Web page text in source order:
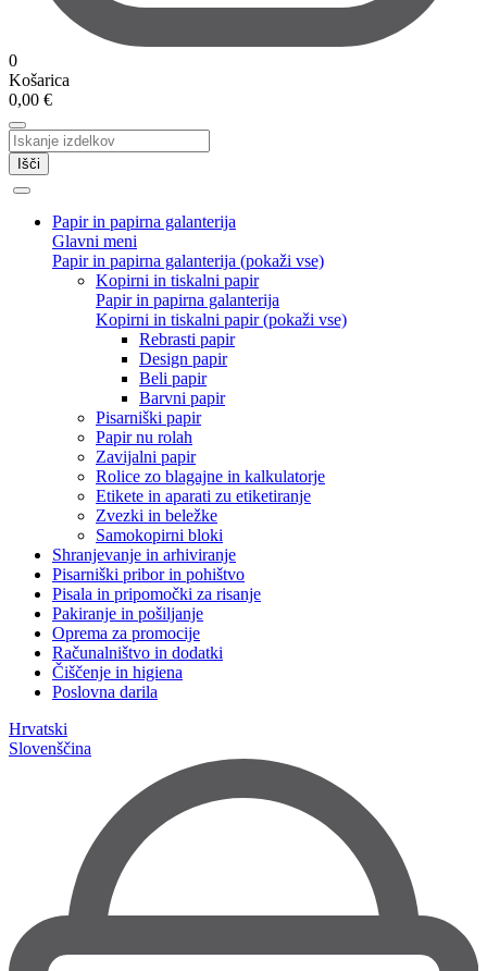
0
Košarica
0,00 €
Išči
Papir in papirna galanterija
Glavni meni
Papir in papirna galanterija (pokaži vse)
Kopirni in tiskalni papir
Papir in papirna galanterija
Kopirni in tiskalni papir (pokaži vse)
Rebrasti papir
Design papir
Beli papir
Barvni papir
Pisarniški papir
Papir nu rolah
Zavijalni papir
Rolice zo blagajne in kalkulatorje
Etikete in aparati zu etiketiranje
Zvezki in beležke
Samokopirni bloki
Shranjevanje in arhiviranje
Pisarniški pribor in pohištvo
Pisala in pripomočki za risanje
Pakiranje in pošiljanje
Oprema za promocije
Računalništvo in dodatki
Čiščenje in higiena
Poslovna darila
Hrvatski
Slovenščina